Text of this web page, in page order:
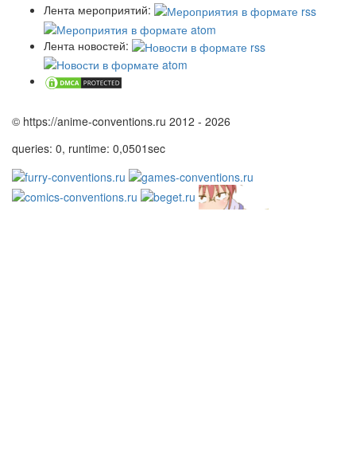
Лента мероприятий:
Лента новостей:
© https://anime-conventions.ru 2012 - 2026
queries: 0, runtime: 0,0501sec